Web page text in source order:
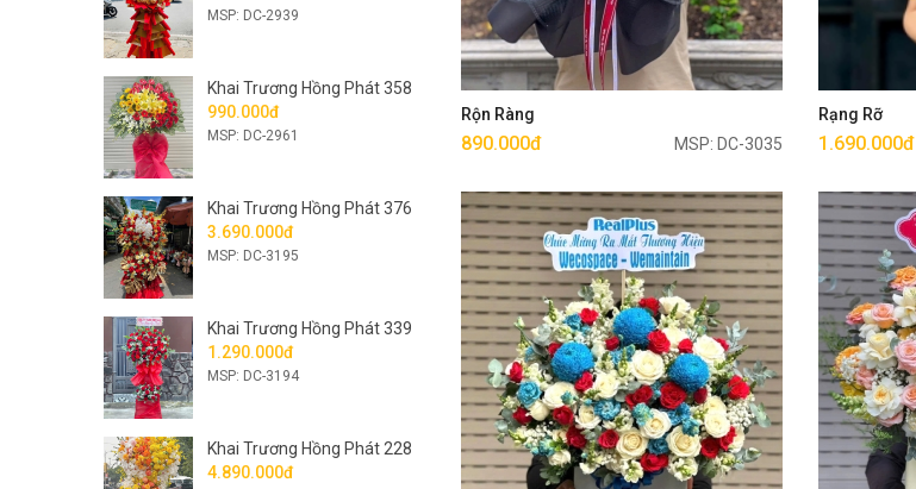
Rộn Ràng
890.000đ MSP: DC-3035
Mua ngay
Rạng Rỡ
1.690.000đ
MSP: DC-2939
Khai Trương Hồng Phát 358
990.000đ
MSP: DC-2961
Khai Trương Hồng Phát 376
3.690.000đ
MSP: DC-3195
Khai Trương Hồng Phát 339
1.290.000đ
MSP: DC-3194
Khai Trương Hồng Phát 228
4.890.000đ